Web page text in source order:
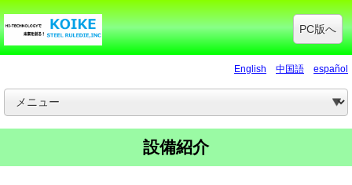
PC版へ
English 中国語 español
設備紹介